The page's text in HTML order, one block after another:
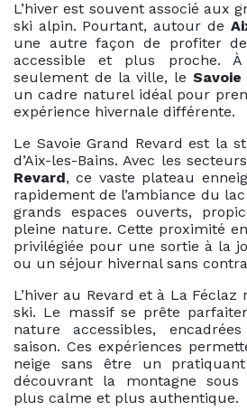
L’hiver est souvent associé aux
ski alpin. Pourtant, autour de
une autre façon de profiter
accessible et plus proche.
seulement de la ville, le Savoie
un cadre naturel idéal pour
expérience hivernale différente.
Le Savoie Grand Revard est la
d’Aix-les-Bains. Avec les
Revard, ce vaste plateau
rapidement de l’ambiance du
grands espaces ouverts,
pleine nature. Cette proximité
privilégiée pour une sortie à la
ou un séjour hivernal sans
L’hiver au Revard et à La Féclaz
ski. Le massif se prête
nature accessibles,
saison. Ces expériences
neige sans être un
découvrant la montagne
plus calme et plus authentique.